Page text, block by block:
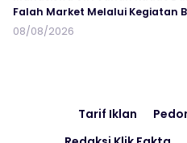
Falah Market Melalui Kegiatan
08/08/2026
Tarif Iklan